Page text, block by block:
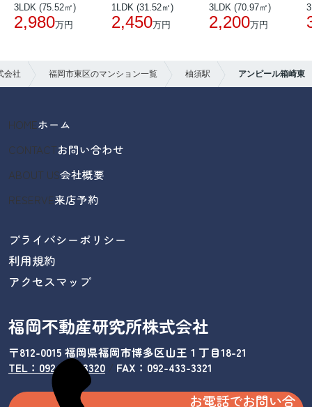
3LDK (75.52㎡)
2,980万円
1LDK (31.52㎡)
2,450万円
3LDK (70.97㎡)
2,200万円
会社 福岡市東区のマンション一覧 柚須駅 アンピール箱崎東
HOMEホーム
CONTACTお問い合わせ
ABOUT US会社概要
RESERVE来店予約
プライバシーポリシー
利用規約
アクセスマップ
福岡不動産研究所株式会社
〒812-0015 福岡県福岡市博多区山王１丁目18-21
TEL：092-433-3320/ FAX：092-433-3321
お電話でお問い合